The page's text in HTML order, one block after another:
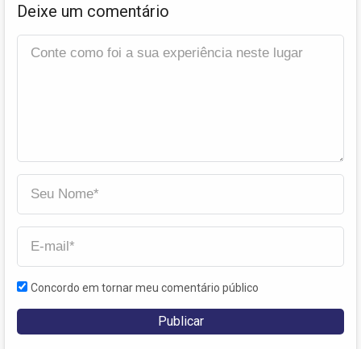
Deixe um comentário
Concordo em tornar meu comentário público